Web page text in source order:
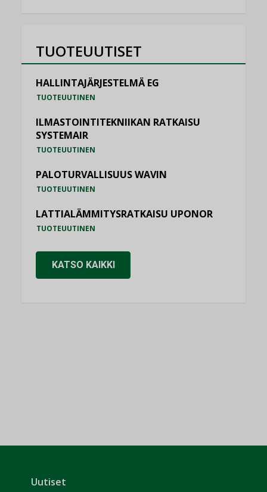
TUOTEUUTISET
HALLINTAJÄRJESTELMÄ EG
TUOTEUUTINEN
ILMASTOINTITEKNIIKAN RATKAISU
SYSTEMAIR
TUOTEUUTINEN
PALOTURVALLISUUS WAVIN
TUOTEUUTINEN
LATTIALÄMMITYSRATKAISU UPONOR
TUOTEUUTINEN
KATSO KAIKKI
Uutiset